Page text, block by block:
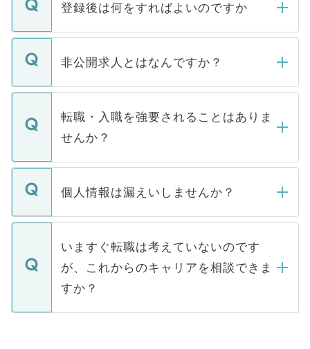
登録後は何をすればよいのですか
ご登録いただきましたら、弊社担当者がご
登録内容を確認し、その後メールもしくは
ます。通常、5営業日以内にはご連絡をせて
いただきますので、しばらくお待ちくださ
非公開求人とはなんですか？
マイナビDOCTORで取り扱っている求人の
うち約3割は、Webサイトからご覧いただ
けない「非公開求人」です。非公開求人は
下記の理由によって、一般には公開してい
ません。
■応募殺到を避けるため 人気のある医療機
関を公にしてしまうと、応募が殺到する場
に、医療機関が求める条件に合った人材の
みを人材紹介会社に依頼するケースが増え
ています。
転職・入職を強要されることはありま
せんか？
転職・入職を強要することは一切ありませ
ん。また、仮に応募先から内定をいただい
定を承諾する必要はありません。内定先へ
の辞退の連絡はキャリアパートナーが行い
個人情報は漏えいしませんか？
個人情報が漏えいすることはありませんの
で、ご安心ください。当サイトからの登録
などで収集したご登録者様の個人情報は、
ご本人のキャリアアップおよび転職活動の
支援を目的に使用いたします。お預かりし
ているすべての個人データはご本人の許可
いますぐ転職は考えていないのです
が、これからのキャリアを相談できま
すか？